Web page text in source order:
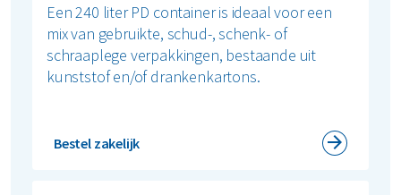
Een 240 liter PD container is ideaal voor een
mix van gebruikte, schud-, schenk- of
schraaplege verpakkingen, bestaande uit
kunststof en/of drankenkartons.
Bestel zakelijk